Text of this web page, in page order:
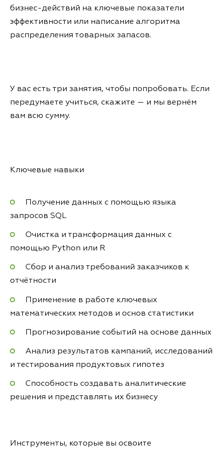
бизнес-действий на ключевые показатели
эффективности или написание алгоритма
распределения товарных запасов.
У вас есть три занятия, чтобы попробовать. Если
передумаете учиться, скажите — и мы вернём
вам всю сумму.
Ключевые навыки
Получение данных с помощью языка
запросов SQL
Очистка и трансформация данных с
помощью Python или R
Сбор и анализ требований заказчиков к
отчётности
Применение в работе ключевых
математических методов и основ статистики
Прогнозирование событий на основе данных
Анализ результатов кампаний, исследований
и тестирования продуктовых гипотез
Способность создавать аналитические
решения и представлять их бизнесу
Инструменты, которые вы освоите